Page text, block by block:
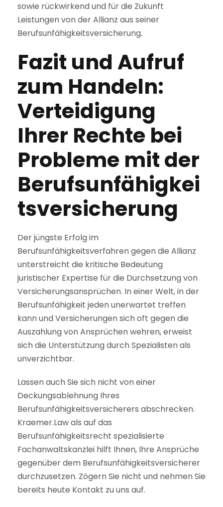
sowie rückwirkend und für die Zukunft
Leistungen von der Allianz aus seiner
Berufsunfähigkeitsversicherung.
Fazit und Aufruf
zum Handeln:
Verteidigung
Ihrer Rechte bei
Probleme mit der
Berufsunfähigkei
tsversicherung
Der jüngste Erfolg im
Berufsunfähigkeitsverfahren gegen die Allianz
unterstreicht die kritische Bedeutung
juristischer Expertise für die Durchsetzung von
Versicherungsansprüchen. In einer Welt, in der
Berufsunfähigkeit jeden unerwartet treffen
kann und Versicherungen sich oft gegen die
Auszahlung von Ansprüchen wehren, erweist
sich die Unterstützung durch Spezialisten als
unverzichtbar.
Lassen auch Sie sich nicht von einer
Deckungsablehnung Ihres
Berufsunfähigkeitsversicherers abschrecken.
Kraemer.Law als auf das
Berufsunfähigkeitsrecht spezialisierte
Fachanwaltskanzlei hilft Ihnen, Ihre Ansprüche
gegenüber dem Berufsunfähigkeitsversicherer
durchzusetzen. Zögern Sie nicht und nehmen Sie
bereits heute Kontakt zu uns auf.